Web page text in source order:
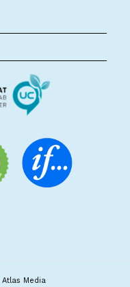
Atlas Media